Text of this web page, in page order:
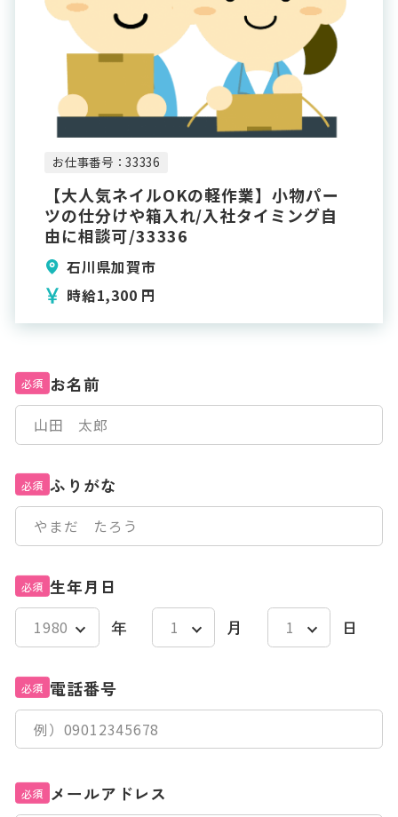
お仕事番号：33336
【大人気ネイルOKの軽作業】小物パー
ツの仕分けや箱入れ/入社タイミング自
由に相談可/33336
石川県加賀市
時給1,300 円
必須 お名前
必須 ふりがな
必須 生年月日
年
月 日
必須 電話番号
必須 メールアドレス